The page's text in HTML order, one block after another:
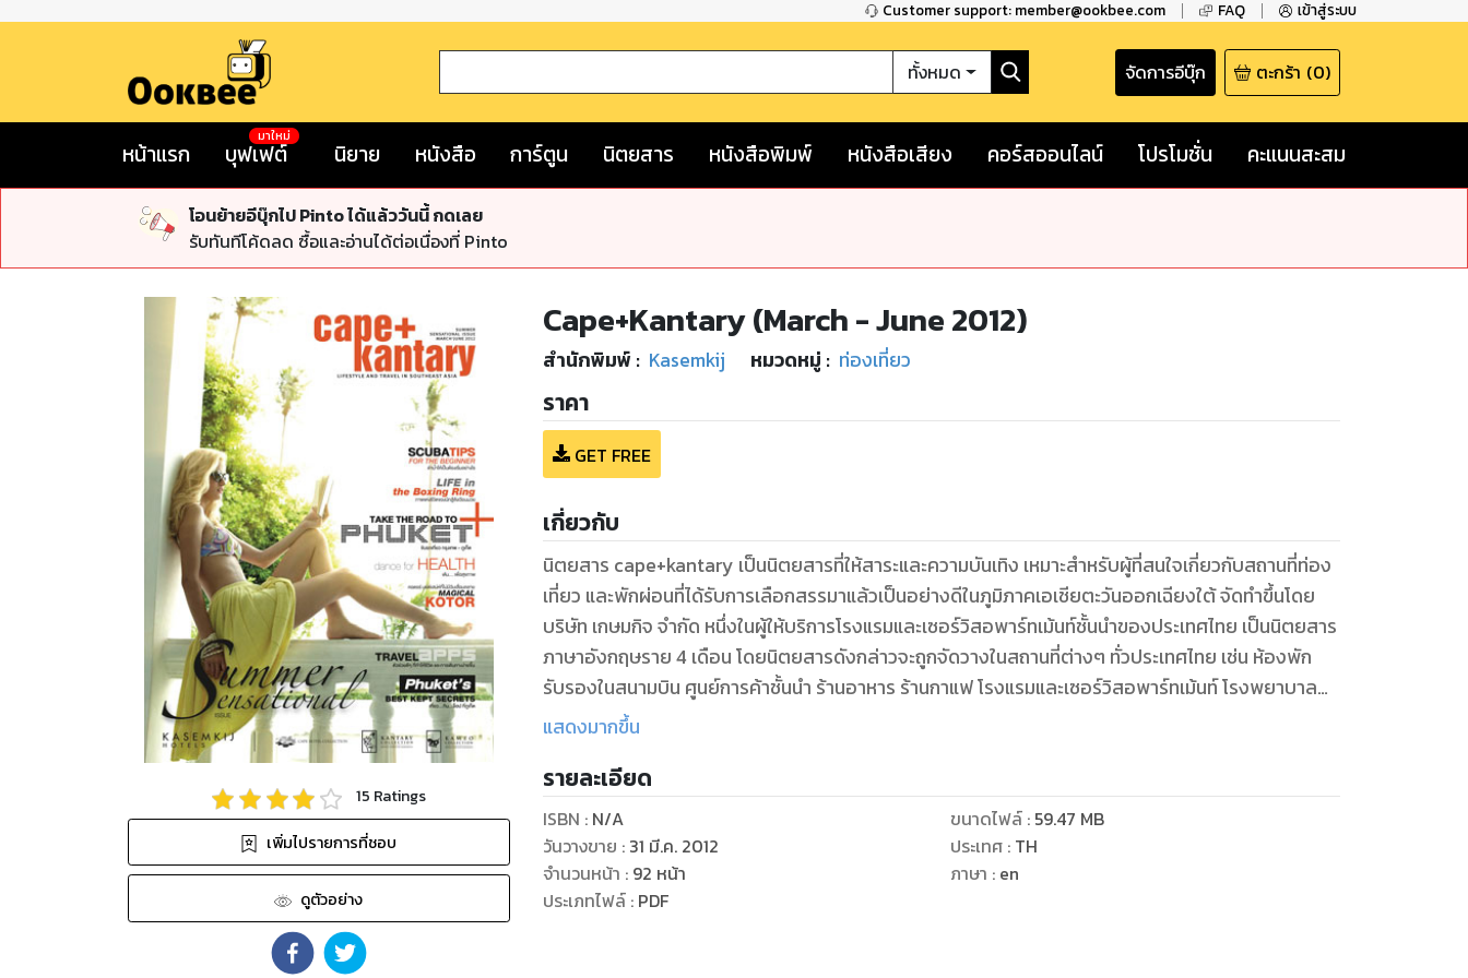
Customer support: member@ookbee.com FAQ เข้าสู่ระบบ
ทั้งหมด จัดการอีบุ๊ก ตะกร้า (0)
หน้าแรก บุฟเฟต์
มาใหม่
นิยาย หนังสือ การ์ตูน นิตยสาร หนังสือพิมพ์ หนังสือเสียง คอร์สออนไลน์ โปรโมชั่น คะแนนสะสม
โอนย้ายอีบุ๊กไป Pinto ได้แล้ววันนี้ กดเลย
รับทันทีโค้ดลด ซื้อและอ่านได้ต่อเนื่องที่ Pinto
15 Ratings
เพิ่มไปรายการที่ชอบ
ดูตัวอย่าง
Cape+Kantary (March - June 2012)
สำนักพิมพ์ : Kasemkij หมวดหมู่ : ท่องเที่ยว
ราคา
GET FREE
เกี่ยวกับ
นิตยสาร cape+kantary เป็นนิตยสารที่ให้สาระและความบันเทิง เหมาะสำหรับผู้ที่สนใจเกี่ยวกับสถานที่ท่อง
เที่ยว และพักผ่อนที่ได้รับการเลือกสรรมาแล้วเป็นอย่างดีในภูมิภาคเอเชียตะวันออกเฉียงใต้ จัดทำขึ้นโดย
บริษัท เกษมกิจ จำกัด หนึ่งในผู้ให้บริการโรงแรมและเซอร์วิสอพาร์ทเม้นท์ชั้นนำของประเทศไทย เป็นนิตยสาร
ภาษาอังกฤษราย 4 เดือน โดยนิตยสารดังกล่าวจะถูกจัดวางในสถานที่ต่างๆ ทั่วประเทศไทย เช่น ห้องพัก
รับรองในสนามบิน ศูนย์การค้าชั้นนำ ร้านอาหาร ร้านกาแฟ โรงแรมและเซอร์วิสอพาร์ทเม้นท์ โรงพยาบาล
เอกชนชั้นนำ และสถานที่ชั้นนำในต่างประเทศ ประกอบด้วย สิงคโปร์ ฮ่องกง อังกฤษ และยุโรป
cape+kantary is a magazine of colour and style with a focus on intelligent and captivating
content for people who want to know about the best in travel and leisure throughout SE
Asia. Produced by the Kasemkij Hotel – one of Thailand’s leading hotel and serviced
apartment providers, the magazine is published three times a year in March, July and
November. It is distributed to premium locations around Thailand including upscale
แสดงมากขึ้น
รายละเอียด
ISBN : N/A
วันวางขาย : 31 มี.ค. 2012
จำนวนหน้า : 92 หน้า
ประเภทไฟล์: PDF
ขนาดไฟล์: 59.47 MB
ประเทศ : TH
ภาษา : en